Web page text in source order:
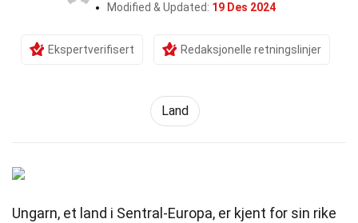
Modified & Updated: 19 Des 2024
Ekspertverifisert Redaksjonelle retningslinjer
Land
Ungarn, et land i Sentral-Europa, er kjent for sin rike